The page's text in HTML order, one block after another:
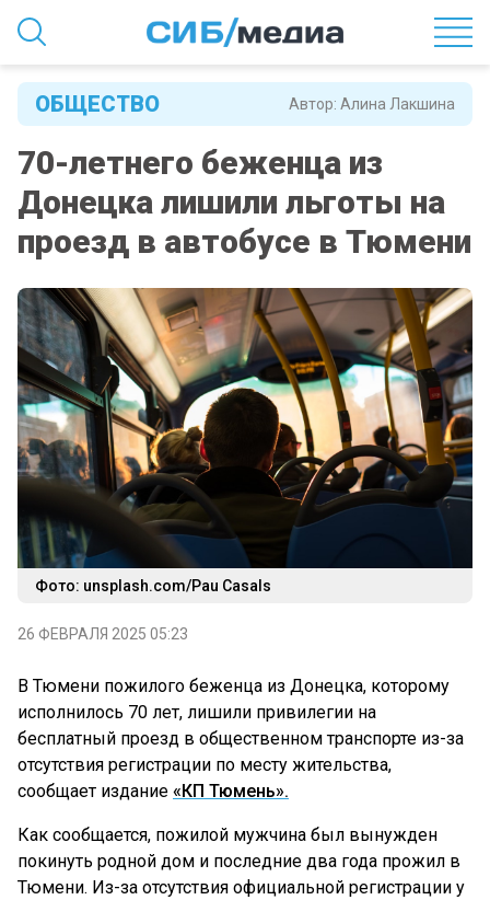
Автор: Алина Лакшина
ОБЩЕСТВО
70-летнего беженца из
Донецка лишили льготы на
проезд в автобусе в Тюмени
Фото: unsplash.com/Pau Casals
26 ФЕВРАЛЯ 2025 05:23
В Тюмени пожилого беженца из Донецка, которому
исполнилось 70 лет, лишили привилегии на
бесплатный проезд в общественном транспорте из-за
отсутствия регистрации по месту жительства,
сообщает издание «КП Тюмень».
Как сообщается, пожилой мужчина был вынужден
покинуть родной дом и последние два года прожил в
Тюмени. Из-за отсутствия официальной регистрации у